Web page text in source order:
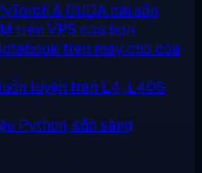
& CUDA cài sẵn
trên VPS của bạn
trên máy chủ của
luyện trên L4, L40S,
Python, sẵn sàng